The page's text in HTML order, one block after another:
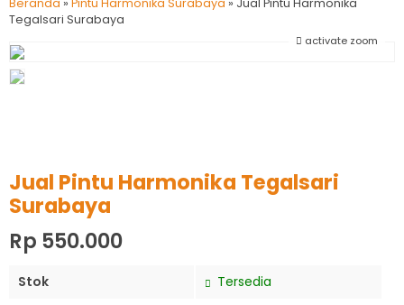
Beranda » Pintu Harmonika Surabaya » Jual Pintu Harmonika
Tegalsari Surabaya
activate zoom
Jual Pintu Harmonika Tegalsari
Surabaya
Rp 550.000
Stok
Tersedia